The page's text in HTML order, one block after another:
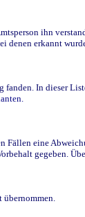
ihn
erkannt
In dieser
eine
gegeben.